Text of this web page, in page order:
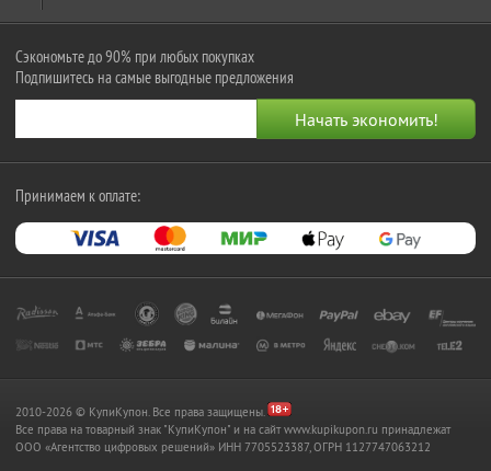
Сэкономьте до 90% при любых покупках
Подпишитесь на самые выгодные предложения
Принимаем к оплате:
2010-2026 © КупиКупон. Все права защищены.
Все права на товарный знак "КупиКупон" и на сайт www.kupikupon.ru принадлежат
OOO «Агентство цифровых решений» ИНН 7705523387, ОГРН 1127747063212